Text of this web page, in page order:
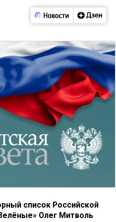
список Российской
Олег Митволь